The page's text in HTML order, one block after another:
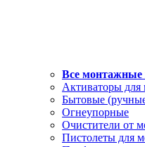
Все монтажные
Активаторы
Бытовые
Огнеупорные
Очистители от
Пистолеты для